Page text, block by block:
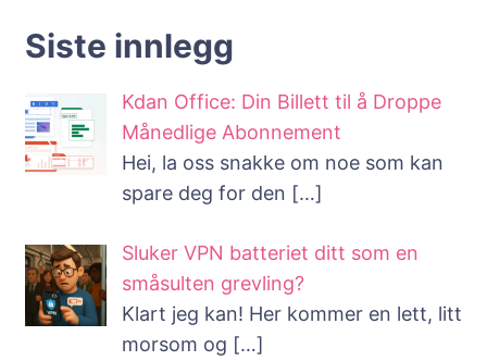
Siste innlegg
Kdan Office: Din Billett til å Droppe
Månedlige Abonnement
Hei, la oss snakke om noe som kan
spare deg for den […]
Sluker VPN batteriet ditt som en
småsulten grevling?
Klart jeg kan! Her kommer en lett, litt
morsom og […]